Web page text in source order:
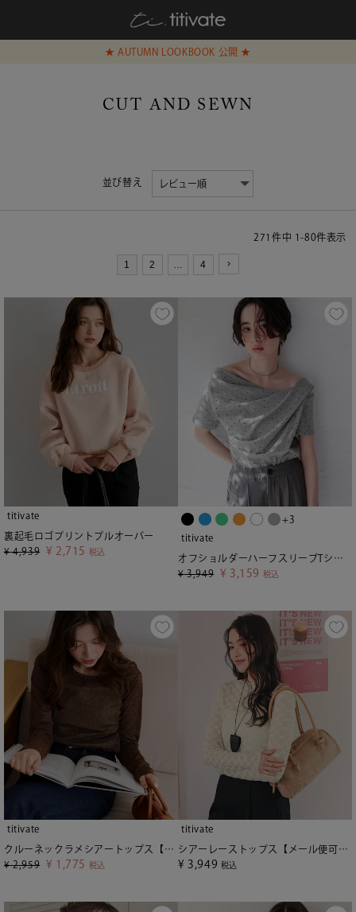
★ AUTUMN LOOKBOOK 公開 ★
CUT AND SEWN
並び替え
271 件中 1-80件表示
1 2 … 4
titivate
裏起毛ロゴプリントプルオーバー
¥ 4,939 ¥ 2,715 税込
+3
titivate
オフショルダーハーフスリーブTシャツ【メール便可／90】
¥ 3,949 ¥ 3,159 税込
titivate
クルーネックラメシアートップス【メール便可／70】
¥ 2,959 ¥ 1,775 税込
titivate
シアーレーストップス【メール便可／80】
¥ 3,949 税込